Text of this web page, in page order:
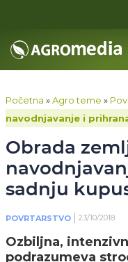
Početna »Agro teme »
navodnjavanje i
Obrada
sadnju
POVRTARSTVO 23/10/2018
Ozbiljna,
podrazumeva